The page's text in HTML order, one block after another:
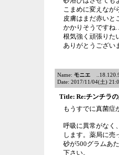
こまめに変えなが
皮膚はまだ赤いと
かかりそうですね
根気強く頑張りた
ありがとうござい
Name: モニエ
Date: 2017/11/04(土)
Title: Re:チンチラ
もうすでに真菌症
呼吸に異常がなく
します。薬局に売
砂が500グラムあ
下さい。